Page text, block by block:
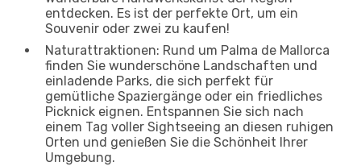
entdecken. Es ist der perfekte Ort, um ein
Souvenir oder zwei zu kaufen!
Naturattraktionen: Rund um Palma de Mallorca
finden Sie wunderschöne Landschaften und
einladende Parks, die sich perfekt für
gemütliche Spaziergänge oder ein friedliches
Picknick eignen. Entspannen Sie sich nach
einem Tag voller Sightseeing an diesen ruhigen
Orten und genießen Sie die Schönheit Ihrer
Umgebung.